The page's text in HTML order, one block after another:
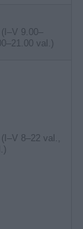
9.00–
val.)
8–22 val.,